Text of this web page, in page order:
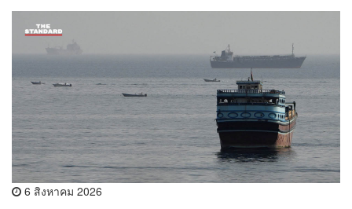
6 สิงหาคม 2026